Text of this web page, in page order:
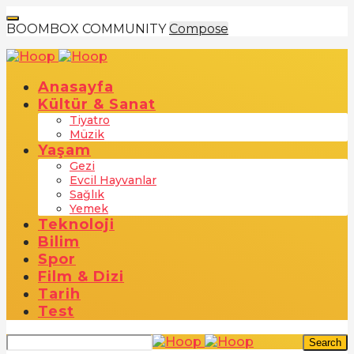
BOOMBOX COMMUNITY Compose
Anasayfa
Kültür & Sanat
Tiyatro
Müzik
Yaşam
Gezi
Evcil Hayvanlar
Sağlık
Yemek
Teknoloji
Bilim
Spor
Film & Dizi
Tarih
Test
Search